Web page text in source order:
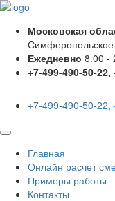
Московская
Ежедневно 8.00 -
+7-499-490-50-22,
+7-499-490-50-22,
Главная
Онлайн расчет
Примеры работы
Контакты